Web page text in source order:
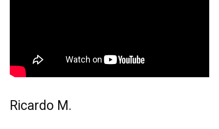
Ricardo M.